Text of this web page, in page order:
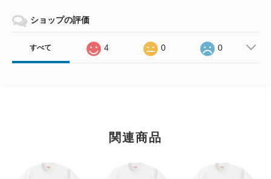
ショップの評価
すべて 4 0 0
関連商品